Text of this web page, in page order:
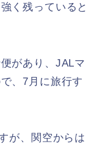
く残っていると
があり、JALマ
、7月に旅行す
が、関空からは